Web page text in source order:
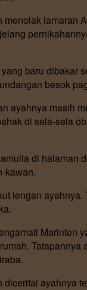
lamaran
baru
besok
ayahnya masih
di sela-sela
di halaman
kawan.
lengan
Marinten
ayahnya